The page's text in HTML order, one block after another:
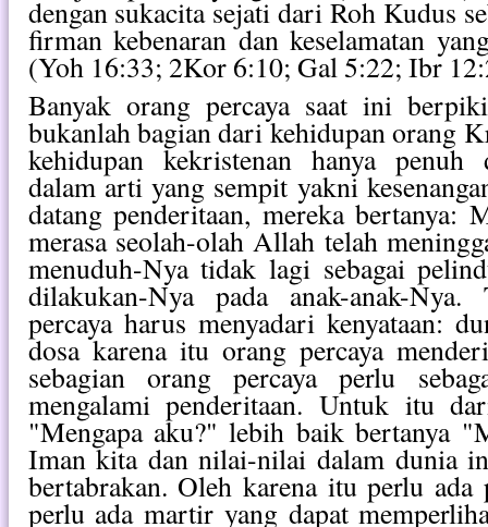
dengan sukacita sejati dari Roh Kudus
firman kebenaran dan keselamatan
(Yoh 16:33; 2Kor 6:10; Gal 5:22; Ibr
Banyak orang percaya saat ini
bukanlah bagian dari kehidupan orang
kehidupan kekristenan hanya penuh
dalam arti yang sempit yakni
datang penderitaan, mereka bertanya:
merasa seolah-olah Allah telah
menuduh-Nya tidak lagi sebagai
dilakukan-Nya pada anak-anak-
percaya harus menyadari kenyataan:
dosa karena itu orang percaya
sebagian orang percaya perlu
mengalami penderitaan. Untuk itu
"Mengapa aku?" lebih baik bertanya
Iman kita dan nilai-nilai dalam dunia
bertabrakan. Oleh karena itu perlu ada
perlu ada martir yang dapat